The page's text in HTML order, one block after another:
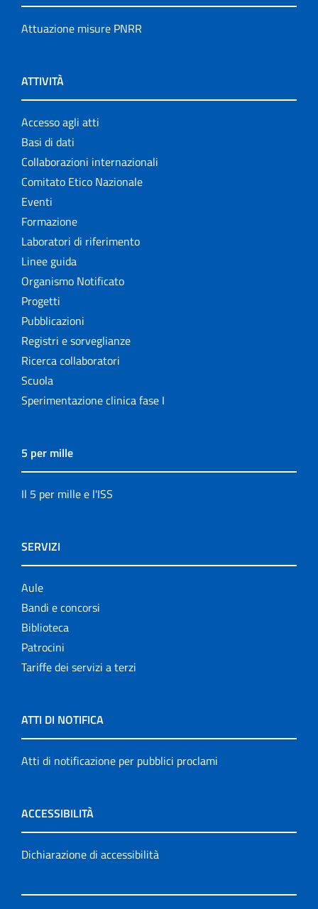
Attuazione misure PNRR
ATTIVITÀ
Accesso agli atti
Basi di dati
Collaborazioni internazionali
Comitato Etico Nazionale
Eventi
Formazione
Laboratori di riferimento
Linee guida
Organismo Notificato
Progetti
Pubblicazioni
Registri e sorveglianze
Ricerca collaboratori
Scuola
Sperimentazione clinica fase I
5 per mille
Il 5 per mille e l'ISS
SERVIZI
Aule
Bandi e concorsi
Biblioteca
Patrocini
Tariffe dei servizi a terzi
ATTI DI NOTIFICA
Atti di notificazione per pubblici proclami
ACCESSIBILITÀ
Dichiarazione di accessibilità